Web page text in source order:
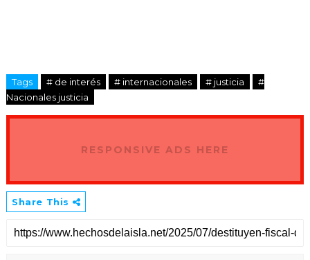
Uno de los episodios más graves
ocurrió cuando el fiscal Contreras
de una junta de vecinos del sector
manifestaciones pacíficas exigiendo
soluciones a problemas de basura y
Tags # de interés # internacionales # justicia
#
Nacionales justicia
RESPONSIVE ADS HERE
Share This